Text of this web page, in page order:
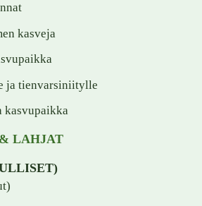
kasveja
ja tienvarsiniitylle
kasvupaikka
LAHJAT